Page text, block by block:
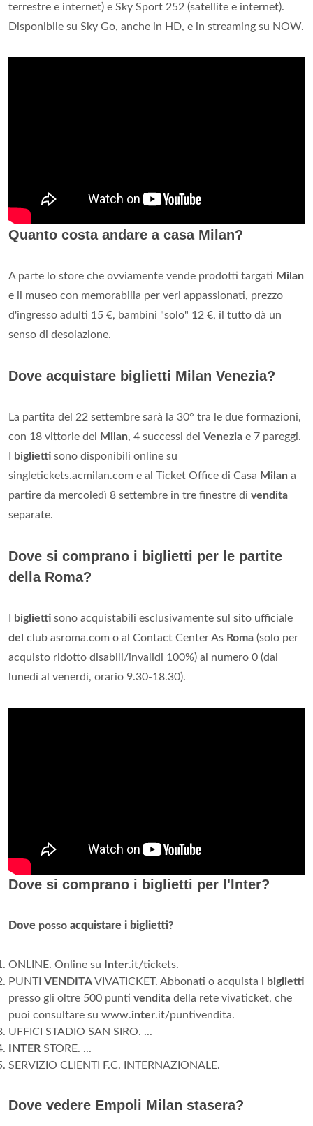
terrestre e internet) e Sky Sport 252 (satellite e internet).
Disponibile su Sky Go, anche in HD, e in streaming su NOW.
Quanto costa andare a casa Milan?
A parte lo store che ovviamente vende prodotti targati Milan
e il museo con memorabilia per veri appassionati, prezzo
d'ingresso adulti 15 €, bambini "solo" 12 €, il tutto dà un
senso di desolazione.
Dove acquistare biglietti Milan Venezia?
La partita del 22 settembre sarà la 30° tra le due formazioni,
con 18 vittorie del
Milan, 4 successi del Venezia e 7 pareggi.
biglietti sono disponibili online su
singletickets.acmilan.com e al Ticket Office di Casa Milan a
partire da mercoledì 8 settembre in tre finestre di vendita
separate.
Dove si comprano i biglietti per le partite
della Roma?
biglietti sono acquistabili esclusivamente sul sito ufficiale
del club asroma.com o al Contact Center As Roma (solo per
acquisto ridotto disabili/invalidi 100%) al numero 0 (dal
lunedì al venerdì, orario 9.30-18.30).
Dove si comprano i biglietti per l'Inter?
Dove posso acquistare i biglietti?
ONLINE. Online su Inter.it/tickets.
PUNTI VENDITAVIVATICKET. Abbonati o acquista i biglietti
presso gli oltre 500 punti vendita della rete vivaticket, che
puoi consultare su www.inter.it/puntivendita.
UFFICI STADIO SAN SIRO. ...
INTER STORE. ...
SERVIZIO CLIENTI F.C. INTERNAZIONALE.
Dove vedere Empoli Milan stasera?